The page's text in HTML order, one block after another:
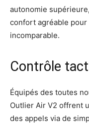
autonomie
confort agréable pour
incomparable.
Contrôle
Équipés des toutes
Outlier Air V2 offrent
des appels via de